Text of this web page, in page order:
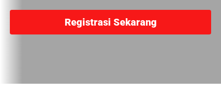
Registrasi Sekarang